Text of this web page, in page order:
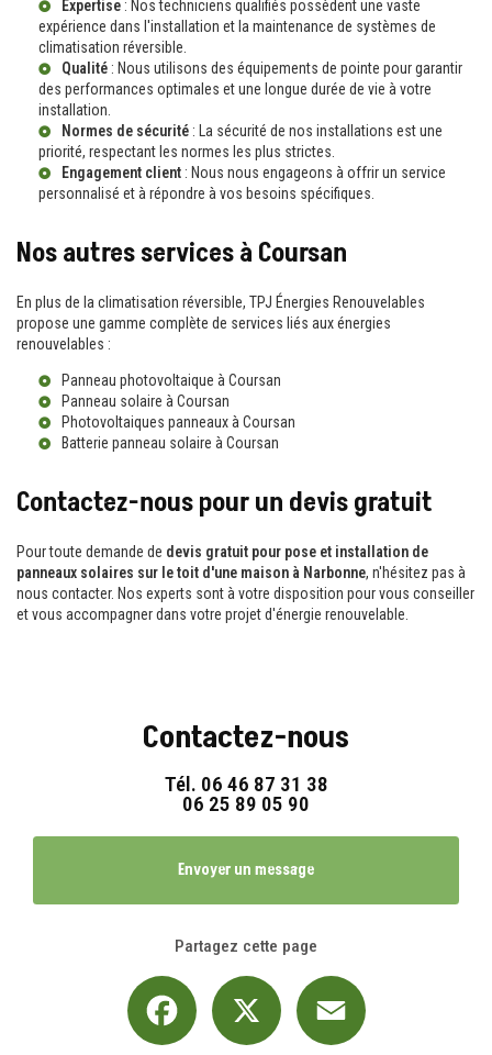
Expertise : Nos techniciens qualifiés possèdent une vaste
expérience dans l'installation et la maintenance de systèmes de
climatisation réversible.
Qualité : Nous utilisons des équipements de pointe pour garantir
des performances optimales et une longue durée de vie à votre
installation.
Normes de sécurité : La sécurité de nos installations est une
priorité, respectant les normes les plus strictes.
Engagement client : Nous nous engageons à offrir un service
personnalisé et à répondre à vos besoins spécifiques.
Nos autres services à Coursan
En plus de la climatisation réversible, TPJ Énergies Renouvelables
propose une gamme complète de services liés aux énergies
renouvelables :
Panneau photovoltaique à Coursan
Panneau solaire à Coursan
Photovoltaiques panneaux à Coursan
Batterie panneau solaire à Coursan
Contactez-nous pour un devis gratuit
Pour toute demande de devis gratuit pour pose et installation de
panneaux solaires sur le toit d'une maison à Narbonne, n'hésitez pas à
nous contacter. Nos experts sont à votre disposition pour vous conseiller
et vous accompagner dans votre projet d'énergie renouvelable.
Contactez-nous
Tél. 06 46 87 31 38
06 25 89 05 90
Envoyer un message
Partagez cette page
Facebook